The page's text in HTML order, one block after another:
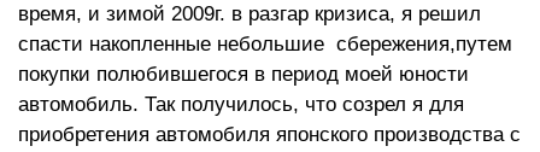
Ходовая часть
ABS Double wishbone coil spring
Передний и задний
стабилизатор
Двигатель
Water cooling 6 cylinder vertical
DOHC (G-LEV) Система
время, и зимой 2009г. в разгар кризиса, я решил
спасти накопленные небольшие сбережения,путем
покупки полюбившегося в период моей юности
автомобиль. Так получилось, что созрел я для
приобретения автомобиля японского производства с